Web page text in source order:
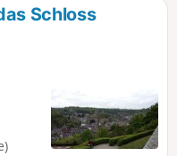
Schloss